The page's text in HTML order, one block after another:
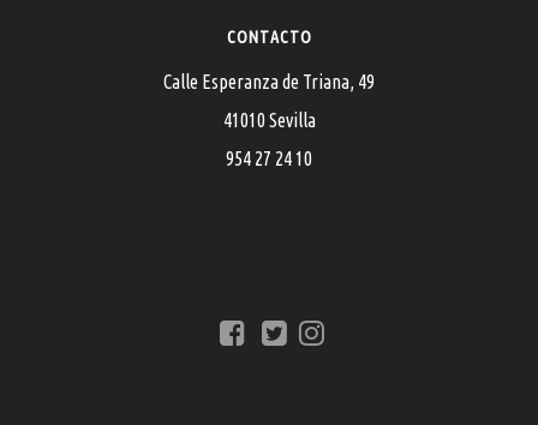
CONTACTO
Calle Esperanza de Triana, 49
41010 Sevilla
954 27 24 10